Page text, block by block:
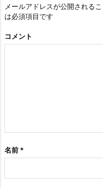
メールアドレスが公開されるこ
は必須項目です
コメント
名前 *